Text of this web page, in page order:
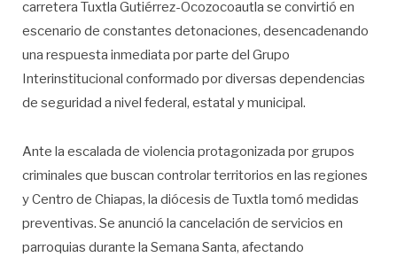
carretera Tuxtla Gutiérrez-Ocozocoautla se convirtió en
escenario de constantes detonaciones, desencadenando
una respuesta inmediata por parte del Grupo
Interinstitucional conformado por diversas dependencias
de seguridad a nivel federal, estatal y municipal.
Ante la escalada de violencia protagonizada por grupos
criminales que buscan controlar territorios en las regiones
y Centro de Chiapas, la diócesis de Tuxtla tomó medidas
preventivas. Se anunció la cancelación de servicios en
parroquias durante la Semana Santa, afectando